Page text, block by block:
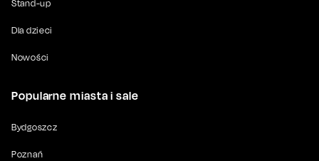
Stand-up
Dla dzieci
Nowości
Popularne miasta i sale
Bydgoszcz
Poznań